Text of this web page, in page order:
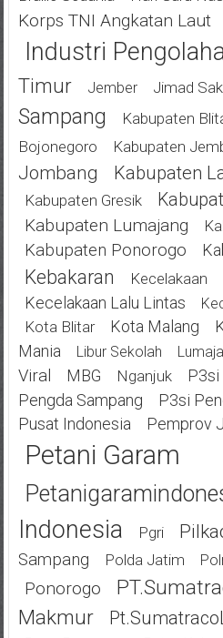
Korps TNI Angkatan Laut
Industri
Timur
Jember Jimad
Sampang
Kabupaten
Bojonegoro
Kabupaten
Jombang
Kabupaten
Kabupaten Gresik
Kabupaten Lumajang
Kabupaten Ponorogo
Kebakaran Kecelakaan
Kecelakaan Lalu Lintas
Kota Blitar Kota Malang
Mania
Libur Sekolah
Viral
MBG Nganjuk
Pengda Sampang
P3si
Pusat Indonesia
Pemprov
Petani Garam
Indonesia
Pgri
Sampang
Polda Jatim
Ponorogo
Makmur